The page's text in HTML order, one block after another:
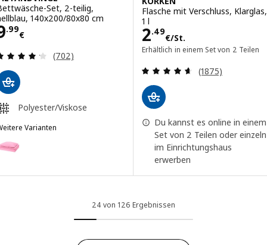
Set, 2-teilig,
140x200/80x80 cm
.99
€ 9.99€
Bewertungen: 4.2 von 5 Sternen. Bewertungen
(702)
Polyester/Viskose
Varianten
PILTANDVINGE, Bettwäsche-Set, 2-teilig, rosa, 140x200/
PILTANDVINGE, Bettwäsche-Set, 2-teilig, grau, 140x200/
Flasche mit Verschluss, Klarglas,
1 l
2.49
€/St.
Preis 2.49€/St.
Erhältlich in einem Set von 2 Teilen
Bewertungen:
(1875)
Du kannst es online in einem
Set von 2 Teilen oder einzeln
im Einrichtungshaus
erwerben
24 von 126 Ergebnissen